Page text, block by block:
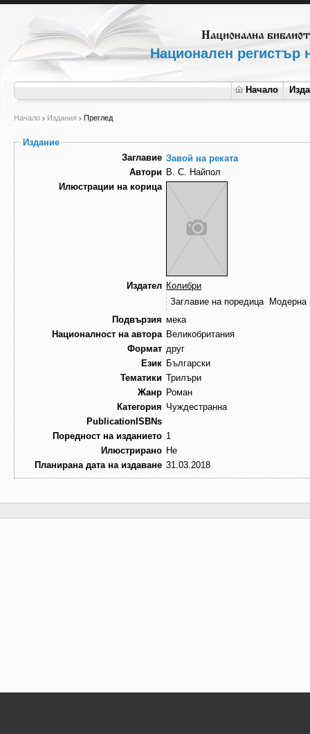
Национален регистър
Начало
Начало Издания Преглед
Издание
Заглавие Завой на реката
Автори В. С. Найпол
Илюстрации на корица
Издател Колибри
Заглавие на поредица
Модерна
Подвързия мека
Националност на автора Великобритания
Формат друг
Език Български
Тематики Трилъри
Жанр Роман
Категория Чуждестранна
PublicationISBNs
Поредност на изданието 1
Илюстрирано Не
Планирана дата на издаване 31.03.2018